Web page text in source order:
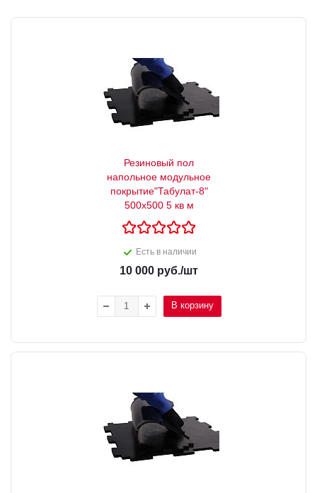
Резиновый пол
напольное модульное
покрытие"Табулат-8"
500х500 5 кв м
Есть в наличии
10 000 руб./шт
В корзину